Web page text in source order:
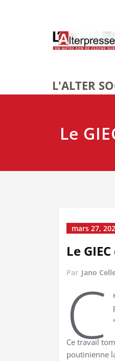
L'ALTER
Le
mars 27,
Le
Par Jano
C
Ce travail
poutinienne